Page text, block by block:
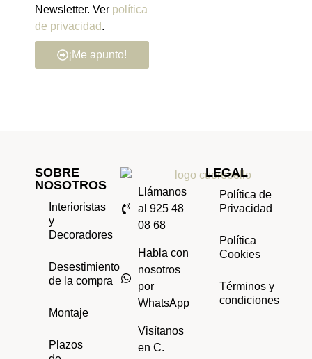
Newsletter. Ver política
de privacidad.
¡Me apunto!
SOBRE
NOSOTROS
Interioristas
y
Decoradores
Desestimiento
de la compra
Montaje
Plazos
Llámanos
al 925 48
08 68
Habla con
nosotros
por
WhatsApp
Visítanos
en C.
LEGAL
Política de
Privacidad
Política
Cookies
Términos y
condiciones